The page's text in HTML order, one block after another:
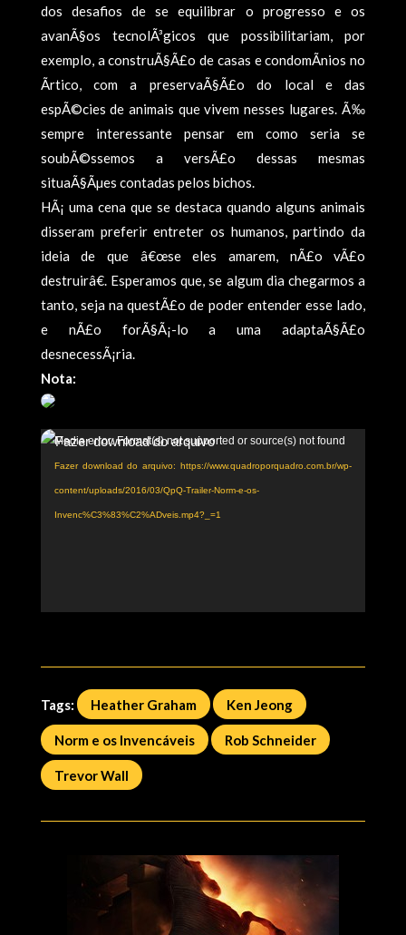
dos desafios de se equilibrar o progresso e os
avanÃ§os tecnolÃ³gicos que possibilitariam, por
exemplo, a construÃ§Ã£o de casas e condomÃ­nios no
Ãrtico, com a preservaÃ§Ã£o do local e das
espÃ©cies de animais que vivem nesses lugares. Ã‰
sempre interessante pensar em como seria se
soubÃ©ssemos a versÃ£o dessas mesmas
situaÃ§Ãµes contadas pelos bichos.
HÃ¡ uma cena que se destaca quando alguns animais
disseram preferir entreter os humanos, partindo da
ideia de que â€œse eles amarem, nÃ£o vÃ£o
destruirâ€. Esperamos que, se algum dia chegarmos a
tanto, seja na questÃ£o de poder entender esse lado,
e nÃ£o forÃ§Ã¡-lo a uma adaptaÃ§Ã£o
desnecessÃ¡ria.
Nota:
Tocador
vídeo
Media error: Format(s) not supported or source(s) not found
Fazer download do arquivo: https://www.quadroporquadro.com.br/wp-
content/uploads/2016/03/QpQ-Trailer-Norm-e-os-
Invenc%C3%83%C2%ADveis.mp4?_=1
Tags: Heather Graham Ken Jeong
Norm e os Invencá­veis Rob Schneider
Trevor Wall